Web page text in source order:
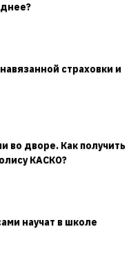
страховки и
во дворе. Как получить
КАСКО?
научат в школе